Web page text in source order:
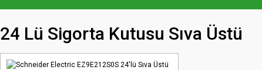
24 Lü Sigorta Kutusu Sıva Üstü